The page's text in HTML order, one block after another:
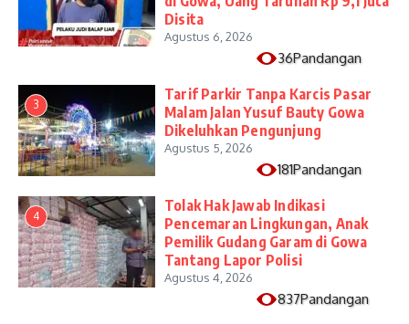
Disita
Agustus 6, 2026
36Pandangan
3
Tarif Parkir Tanpa Karcis Pasar
Malam Jalan Yusuf Bauty Gowa
Dikeluhkan Pengunjung
Agustus 5, 2026
181Pandangan
4
Tolak Hak Jawab Indikasi
Pencemaran Lingkungan, Anak
Pemilik Gudang Garam di Gowa
Tantang Lapor Polisi
Agustus 4, 2026
837Pandangan